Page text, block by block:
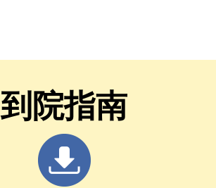
到院指南